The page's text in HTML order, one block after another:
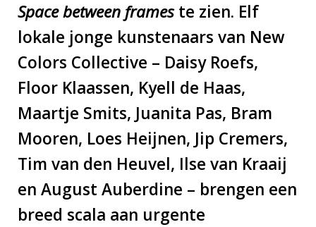
Space between frameste zien. Elf
lokale jonge kunstenaars van New
Colors Collective – Daisy Roefs,
Floor Klaassen, Kyell de Haas,
Maartje Smits, Juanita Pas, Bram
Mooren, Loes Heijnen, Jip Cremers,
Tim van den Heuvel, Ilse van Kraaij
en August Auberdine – brengen een
breed scala aan urgente